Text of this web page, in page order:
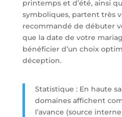
printemps et d’été, ainsi
symboliques, partent très
recommandé de débuter
que la date de votre
bénéficier d’un choix
déception.
Statistique : En haute
domaines affichent
l’avance (source